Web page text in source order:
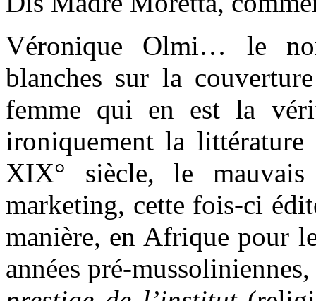
Véronique Olmi… le
blanches sur la
femme qui en est la
ironiquement la
XIX° siècle, le
marketing, cette fois-ci
manière, en Afrique pour
années pré-